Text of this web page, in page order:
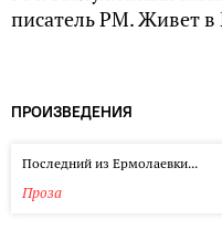
писатель РМ. Живет в
ПРОИЗВЕДЕНИЯ
Последний из Ермолаевки...
Проза